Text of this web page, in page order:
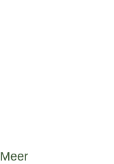
Meer